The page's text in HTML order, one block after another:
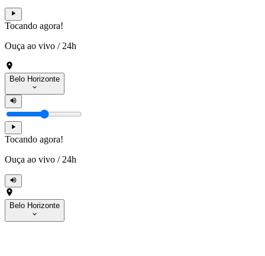
Tocando agora!
Ouça ao vivo / 24h
Belo Horizonte
Tocando agora!
Ouça ao vivo / 24h
Belo Horizonte